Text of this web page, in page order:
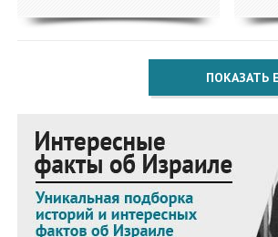
ПОКАЗАТЬ